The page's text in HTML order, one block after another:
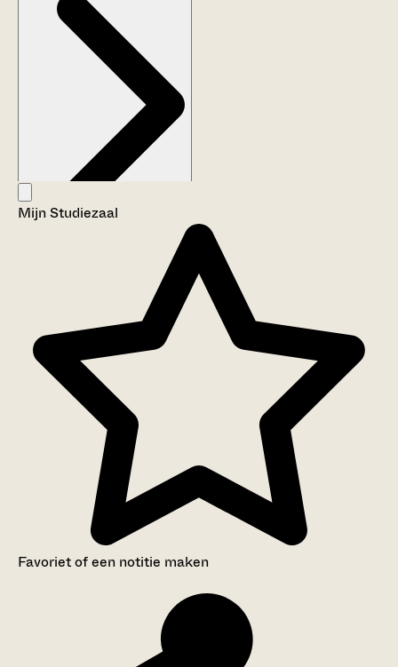
Aanwijzingen voor de gebruiker
Inventaris
Mijn Studiezaal
Favoriet of een notitie maken